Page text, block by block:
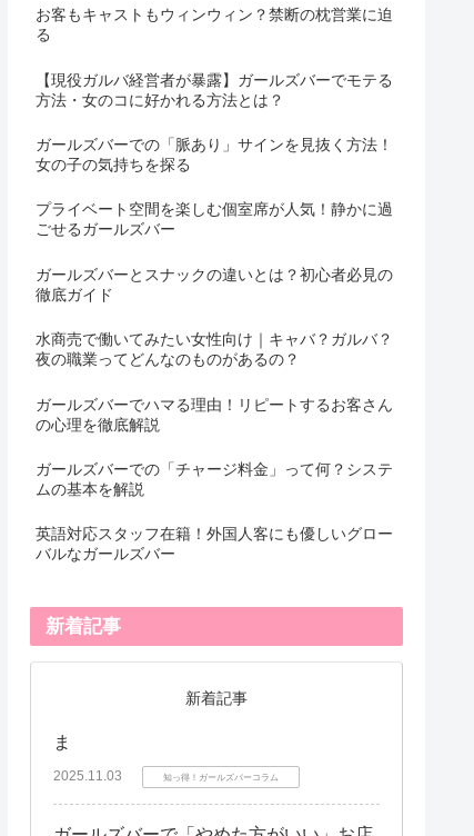
お客もキャストもウィンウィン？禁断の枕営業に迫
る
【現役ガルバ経営者が暴露】ガールズバーでモテる
方法・女のコに好かれる方法とは？
ガールズバーでの「脈あり」サインを見抜く方法！
女の子の気持ちを探る
プライベート空間を楽しむ個室席が人気！静かに過
ごせるガールズバー
ガールズバーとスナックの違いとは？初心者必見の
徹底ガイド
水商売で働いてみたい女性向け｜キャバ？ガルバ？
夜の職業ってどんなのものがあるの？
ガールズバーでハマる理由！リピートするお客さん
の心理を徹底解説
ガールズバーでの「チャージ料金」って何？システ
ムの基本を解説
英語対応スタッフ在籍！外国人客にも優しいグロー
バルなガールズバー
新着記事
新着記事
ま
2025.11.03 知っ得！ガールズバーコラム